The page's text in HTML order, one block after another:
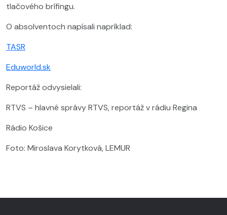
tlačového brífingu.
O absolventoch napísali napríklad:
TASR
Eduworld.sk
Reportáž odvysielali:
RTVS – hlavné správy RTVS, reportáž v rádiu Regina
Rádio Košice
Foto: Miroslava Korytková, LEMUR